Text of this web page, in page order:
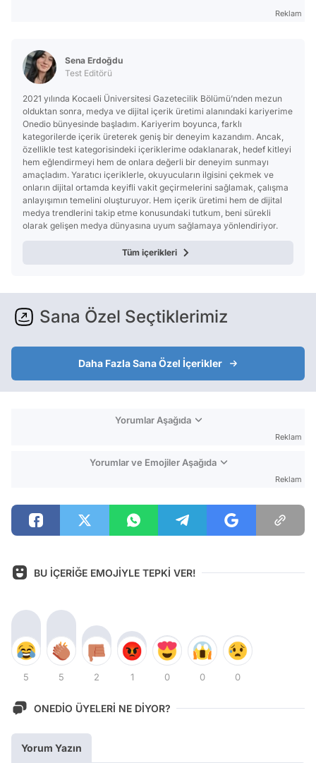
Reklam
Sena Erdoğdu
Test Editörü
2021 yılında Kocaeli Üniversitesi Gazetecilik Bölümü’nden mezun
olduktan sonra, medya ve dijital içerik üretimi alanındaki kariyerime
Onedio bünyesinde başladım. Kariyerim boyunca, farklı
kategorilerde içerik üreterek geniş bir deneyim kazandım. Ancak,
özellikle test kategorisindeki içeriklerime odaklanarak, hedef kitleyi
hem eğlendirmeyi hem de onlara değerli bir deneyim sunmayı
amaçladım. Yaratıcı içeriklerle, okuyucuların ilgisini çekmek ve
onların dijital ortamda keyifli vakit geçirmelerini sağlamak, çalışma
anlayışımın temelini oluşturuyor. Hem içerik üretimi hem de dijital
medya trendlerini takip etme konusundaki tutkum, beni sürekli
olarak gelişen medya dünyasına uyum sağlamaya yönlendiriyor.
Tüm içerikleri
Sana Özel Seçtiklerimiz
Daha Fazla Sana Özel İçerikler
Yorumlar Aşağıda
Reklam
Yorumlar ve Emojiler Aşağıda
Reklam
BU İÇERİĞE EMOJİYLE TEPKİ VER!
5 5 2 1 0 0 0
ONEDİO ÜYELERİ NE DİYOR?
Yorum Yazın